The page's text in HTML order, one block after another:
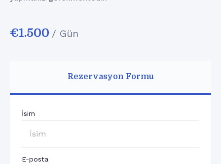
€1.500 / Gün
Rezervasyon Formu
İsim
E-posta